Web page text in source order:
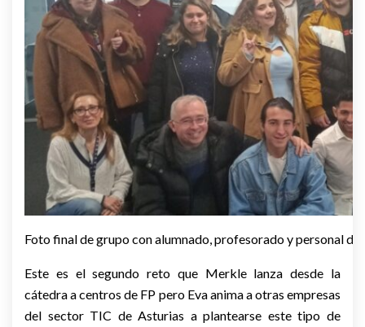
Foto final de grupo con alumnado, profesorado y personal
Este es el segundo reto que Merkle lanza desde la
cátedra a centros de FP pero Eva anima a otras empresas
del sector TIC de Asturias a plantearse este tipo de